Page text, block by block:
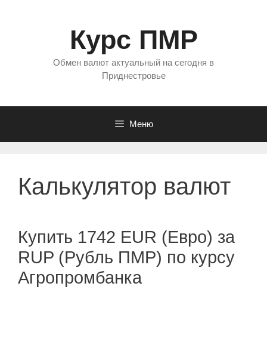
Курс ПМР
Обмен валют актуальный на сегодня в
Приднестровье
Меню
Калькулятор валют
Купить 1742 EUR (Евро) за
RUP (Рубль ПМР) по курсу
Агропромбанка